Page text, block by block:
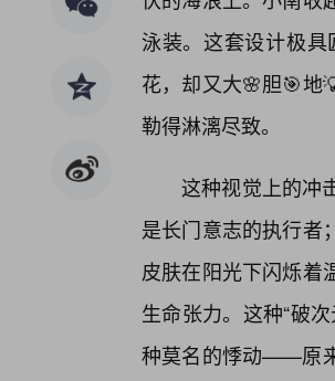
泳装。这套设计极
花，却又大🌸胆🎯地
勒得淋漓尽致。
这种视觉上的冲
是长门意志的执行者
皮肤在阳光下闪烁着
生命张力。这种“破
种莫名的悸动——原